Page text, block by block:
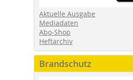
Aktuelle Ausgabe
Mediadaten
Abo-Shop
Heftarchiv
Brandschutz